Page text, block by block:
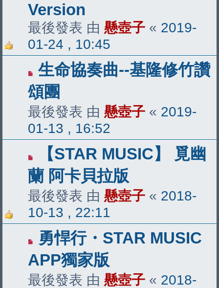
Version
最後發表 由 懸壺子 « 2019-
01-24 , 10:45
生命協奏曲--基隆修竹讚
頌團
最後發表 由 懸壺子 « 2019-
01-13 , 16:52
【STAR MUSIC】 覓幽
蘭 阿卡貝拉版
最後發表 由 懸壺子 « 2018-
10-13 , 22:11
勇悍行・STAR MUSIC
APP獨家版
最後發表 由 懸壺子 « 2018-